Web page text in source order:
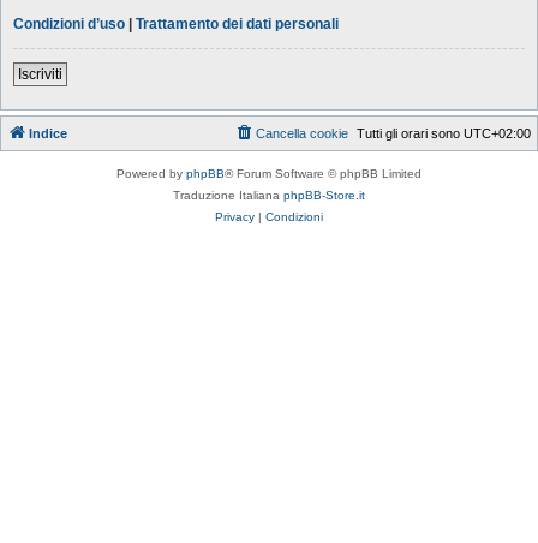
Condizioni d’uso | Trattamento dei dati personali
Iscriviti
Indice Tutti gli orari sono UTC+02:00
Cancella cookie
Powered by phpBB® Forum Software © phpBB Limited
Traduzione Italiana phpBB-Store.it
Privacy | Condizioni